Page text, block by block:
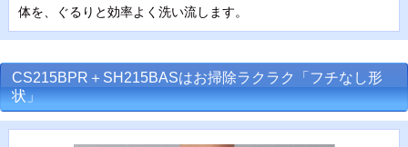
体を、ぐるりと効率よく洗い流します。
CS215BPR＋SH215BASはお掃除ラクラク「フチなし形
状」